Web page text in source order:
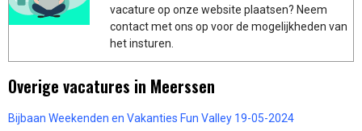
vacature op onze website plaatsen? Neem
contact met ons op voor de mogelijkheden van
het insturen.
Overige vacatures in Meerssen
Bijbaan Weekenden en Vakanties Fun Valley 19-05-2024